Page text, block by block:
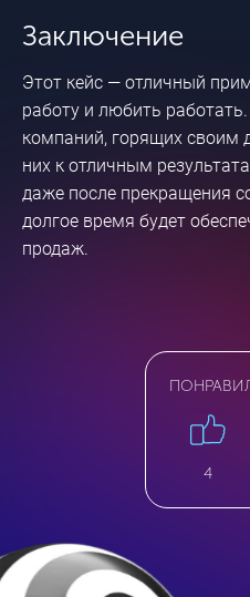
Заключение
Этот кейс — отличный
работу и любить
компаний, горящих своим
них к отличным
даже после прекращения
долгое время будет
продаж.
4